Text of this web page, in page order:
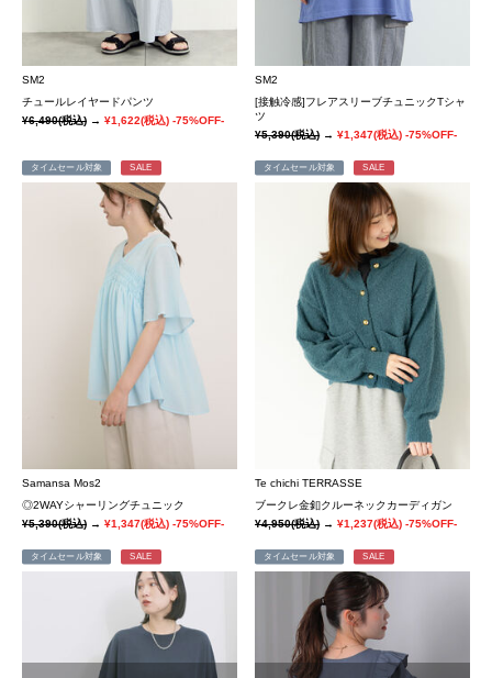
SM2
チュールレイヤードパンツ
¥6,490(税込) → ¥1,622(税込) -75%OFF-
SM2
[接触冷感]フレアスリーブチュニックTシャ
ツ
¥5,390(税込)→¥1,347(税込) -75%OFF-
タイムセール対象 SALE
Samansa Mos2
◎2WAYシャーリングチュニック
¥5,390(税込) → ¥1,347(税込) -75%OFF-
タイムセール対象 SALE
Te chichi TERRASSE
ブークレ金釦クルーネックカーディガン
¥4,950(税込)→¥1,237(税込) -75%OFF-
タイムセール対象 SALE タイムセール対象 SALE